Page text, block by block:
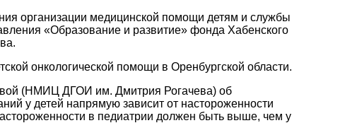
организации медицинской помощи детям и службы
«Образование и развитие» фонда Хабенского
онкологической помощи в Оренбургской области.
(НМИЦ ДГОИ им. Дмитрия Рогачева) об
у детей напрямую зависит от настороженности
в педиатрии должен быть выше, чем у